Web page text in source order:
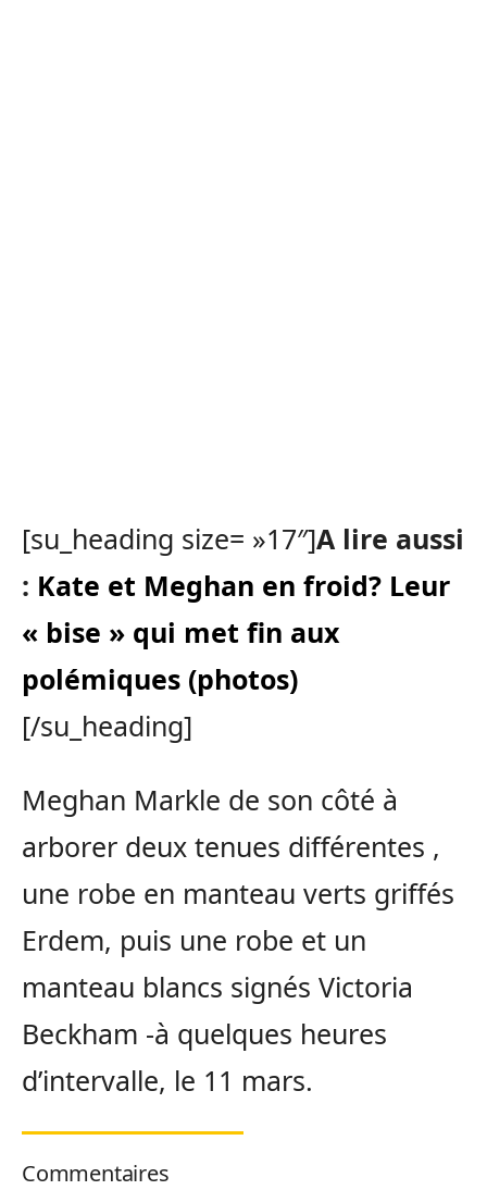
[su_heading size= »17″]A lire aussi
: Kate et Meghan en froid? Leur
« bise » qui met fin aux
polémiques (photos)
[/su_heading]
Meghan Markle de son côté à
arborer deux tenues différentes ,
une robe en manteau verts griffés
Erdem, puis une robe et un
manteau blancs signés Victoria
Beckham -à quelques heures
d’intervalle, le 11 mars.
Commentaires